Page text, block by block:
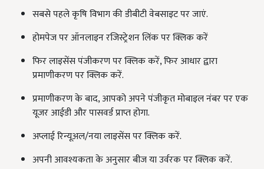
सबसे पहले कृषि विभाग की डीबीटी वेबसाइट पर जाएं.
होमपेज पर ऑनलाइन रजिस्ट्रेशन लिंक पर क्लिक करें
फिर लाइसेंस पंजीकरण पर क्लिक करें, फिर आधार द्वारा
प्रमाणीकरण पर क्लिक करें.
प्रमाणीकरण के बाद, आपको अपने पंजीकृत मोबाइल नंबर पर एक
यूजर आईडी और पासवर्ड प्राप्त होगा.
अप्लाई रिन्यूअल/नया लाइसेंस पर क्लिक करें.
अपनी आवश्यकता के अनुसार बीज या उर्वरक पर क्लिक करें.